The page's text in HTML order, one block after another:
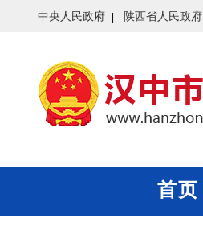
中央人民政府 陕西省人民政府
首页